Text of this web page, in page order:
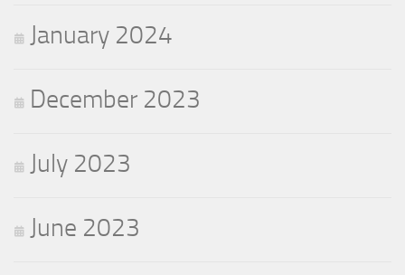
January 2024
December 2023
July 2023
June 2023